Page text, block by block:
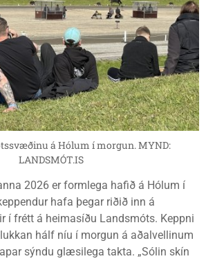
á Hólum í morgun. MYND:
LANDSMÓT.IS
2026 er formlega hafið á Hólum í
hafa þegar riðið inn á
í frétt á heimasíðu Landsmóts. Keppni
hálf níu í morgun á aðalvellinum
sýndu glæsilega takta. „Sólin skín